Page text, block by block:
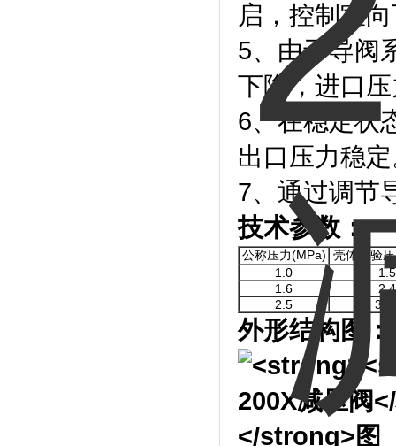
启，控制室
5、由于导阀
下降，进口
6、在稳定状
出口压力稳
7、通过调节
技术参数：
公称压力(MPa) 壳体试验
1.0
1.5
1.6
2.4
2.5
外形结构图：